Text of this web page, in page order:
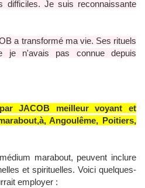
difficiles. Je suis reconnaissante
a transformé ma vie. Ses rituels
je n'avais pas connue depuis
JACOB meilleur voyant et
Angoulême, Poitiers,
marabout, peuvent inclure
et spirituelles. Voici quelques-
employer :